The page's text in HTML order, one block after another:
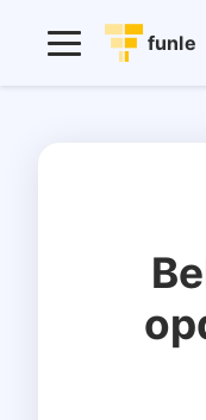
funle